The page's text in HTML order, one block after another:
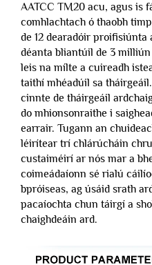
AATCC TM20 acu, agus is
comhlachtach ó thaobh
de 12 dearadóir proifisiúnta
déanta bliantúil de 3
leis na mílte a cuireadh
taithí mhéadúil sa
cinnte de tháirgeáil
do mhionsonraithe i
earrair. Tugann an
léirítear trí chlárúcháin
custaiméirí ar nós mar a
coimeádaíonn sé rialú
bpróiseas, ag úsáid srath
pacaíochta chun táirgí a
chaighdeáin ard.